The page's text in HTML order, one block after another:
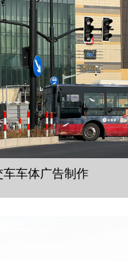
车车体广告制作